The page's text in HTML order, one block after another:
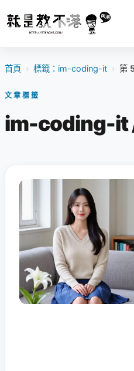
首頁 › 標籤：im-coding-it › 第
文章標籤
im-coding-it